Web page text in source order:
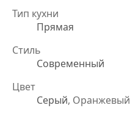
Тип кухни
Прямая
Стиль
Современный
Цвет
Серый, Оранжевый